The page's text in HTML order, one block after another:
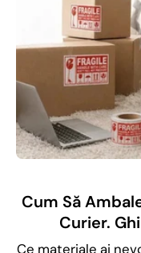
Cum Să
Curier.
Ce materiale ai